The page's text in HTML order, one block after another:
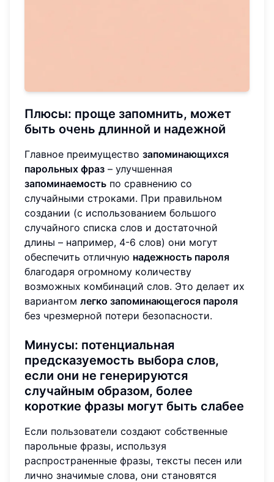
Плюсы: проще запомнить, может
быть очень длинной и надежной
Главное преимущество запоминающихся
парольных фраз – улучшенная
запоминаемость по сравнению со
случайными строками. При правильном
создании (с использованием большого
случайного списка слов и достаточной
длины – например, 4-6 слов) они могут
обеспечить отличную надежность пароля
благодаря огромному количеству
возможных комбинаций слов. Это делает их
вариантом легко запоминающегося пароля
без чрезмерной потери безопасности.
Минусы: потенциальная
предсказуемость выбора слов,
если они не генерируются
случайным образом, более
короткие фразы могут быть слабее
Если пользователи создают собственные
парольные фразы, используя
распространенные фразы, тексты песен или
лично значимые слова, они становятся